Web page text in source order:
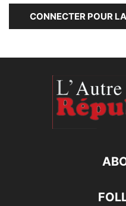
CONNECTER POUR